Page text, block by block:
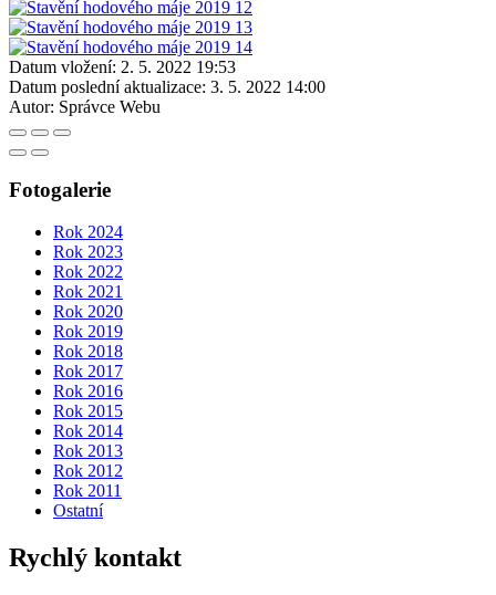
Datum vložení: 2. 5. 2022 19:53
Datum poslední aktualizace: 3. 5. 2022 14:00
Autor: Správce Webu
Fotogalerie
Rok 2024
Rok 2023
Rok 2022
Rok 2021
Rok 2020
Rok 2019
Rok 2018
Rok 2017
Rok 2016
Rok 2015
Rok 2014
Rok 2013
Rok 2012
Rok 2011
Ostatní
Rychlý kontakt